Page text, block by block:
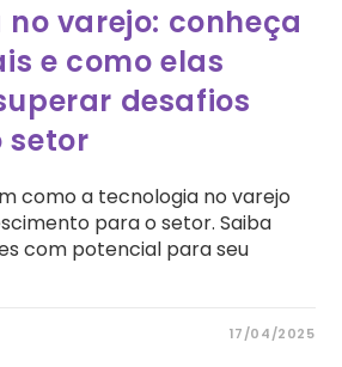
varejo: conheça
e como elas
desafios
setor
como a tecnologia no varejo
para o setor. Saiba
com potencial para seu
17/04/2025